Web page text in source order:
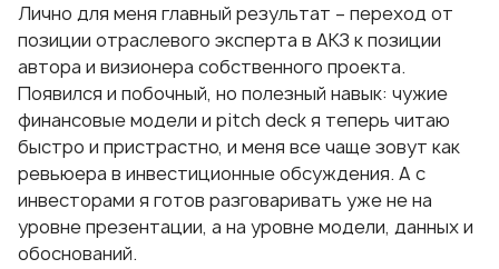
Лично для меня главный результат – переход от
позиции отраслевого эксперта в АКЗ к позиции
автора и визионера собственного проекта.
Появился и побочный, но полезный навык: чужие
финансовые модели и pitch deck я теперь читаю
быстро и пристрастно, и меня все чаще зовут как
ревьюера в инвестиционные обсуждения. А с
инвесторами я готов разговаривать уже не на
уровне презентации, а на уровне модели, данных и
обоснований.